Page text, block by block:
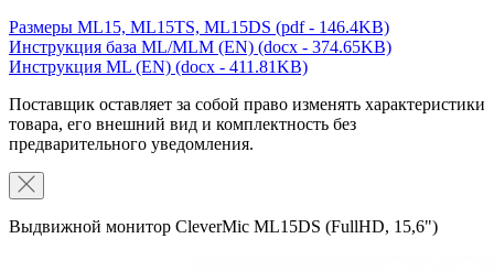
Размеры ML15, ML15TS, ML15DS (pdf - 146.4KB)
Инструкция база ML/MLM (EN) (docx - 374.65KB)
Инструкция ML (EN) (docx - 411.81KB)
Поставщик оставляет за собой право изменять характеристики
товара, его внешний вид и комплектность без
предварительного уведомления.
Выдвижной монитор CleverMic ML15DS (FullHD, 15,6")